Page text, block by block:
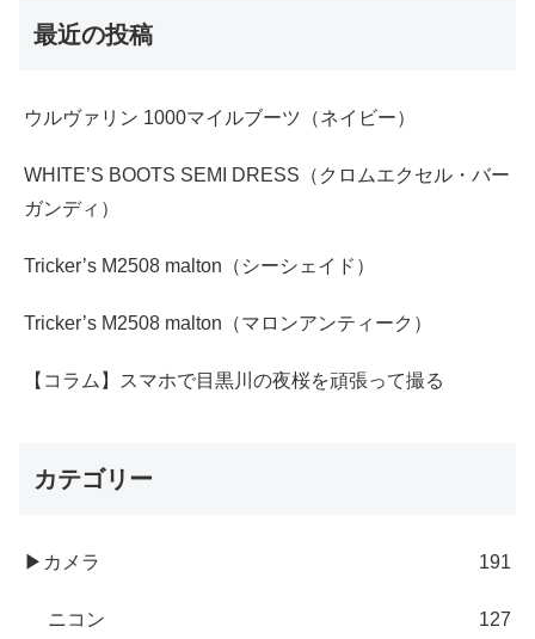
最近の投稿
ウルヴァリン 1000マイルブーツ（ネイビー）
WHITE’S BOOTS SEMI DRESS（クロムエクセル・バー
ガンディ）
Tricker’s M2508 malton（シーシェイド）
Tricker’s M2508 malton（マロンアンティーク）
【コラム】スマホで目黒川の夜桜を頑張って撮る
カテゴリー
▶カメラ 191
ニコン 127